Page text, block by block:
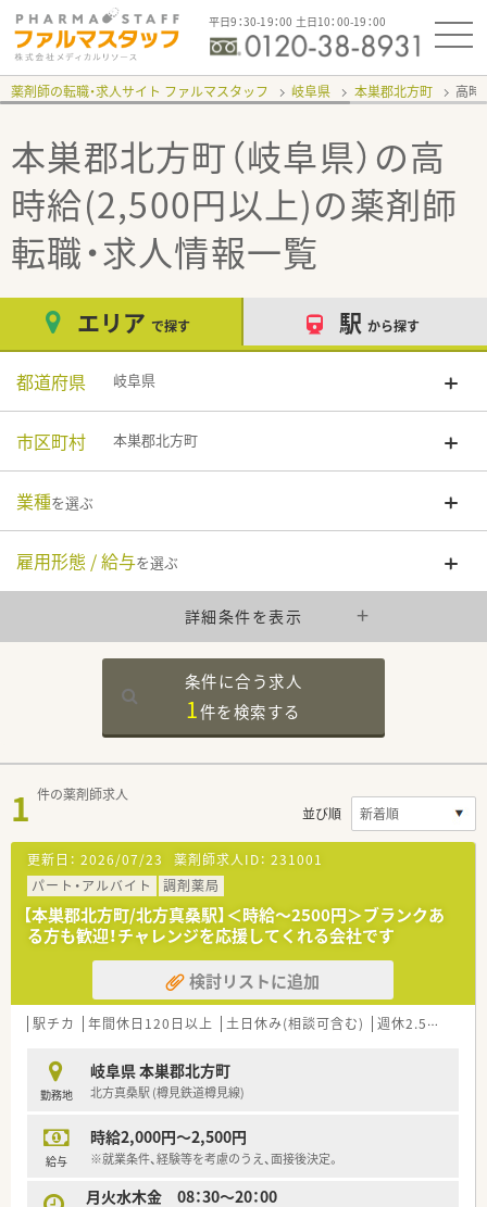
平日9：30-19：00 土日10：00-19：00
薬剤師の転職・求人サイト ファルマスタッフ 岐阜県 本巣郡北方町 高時
本巣郡北方町（岐阜県）の高
時給(2,500円以上)の薬剤師
転職・求人情報一覧
エリア で探す 駅 から探す
都道府県 岐阜県
市区町村 本巣郡北方町
業種を選ぶ
雇用形態 / 給与を選ぶ
詳細条件を表示
条件に合う求人
1件を検索する
1 件の薬剤師求人
並び順
更新日： 2026/07/23 薬剤師求人ID： 231001
パート・アルバイト
調剤薬局
【本巣郡北方町/北方真桑駅】＜時給～2500円＞ブランクあ
る方も歓迎！チャレンジを応援してくれる会社です
検討リストに追加
駅チカ 年間休日120日以上 土日休み(相談可含む) 週休2.5日以上
勤務地
岐阜県 本巣郡北方町
北方真桑駅 (樽見鉄道樽見線)
給与
時給2,000円～2,500円
※就業条件、経験等を考慮のうえ、面接後決定。
月火水木金 08：30～20：00